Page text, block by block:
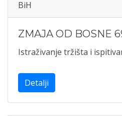
BiH
ZMAJA OD BOSNE
Istraživanje tržišta i
Detalji